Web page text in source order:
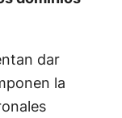
dar
la